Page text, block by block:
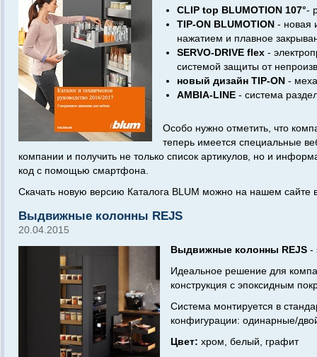
CLIP top BLUMOTION 107°-
TIP-ON BLUMOTION - новая
нажатием и плавное
SERVO-DRIVE flex -
системой защиты от
новый дизайн TIP-ON -
AMBIA-LINE - система
Особо нужно отметить, что
теперь имеется специальные
компании и получить не только список артикулов, но и
код с помощью смартфона.
Скачать новую версию Каталога BLUM можно на нашем сайте
Выдвижные колонны REJS
20.04.2015
Выдвижные колонны REJS -
Идеальное решение для
конструкция с эпоксидным
Система монтируется в
конфигурации: одинарные/
Цвет: хром, белый, графит